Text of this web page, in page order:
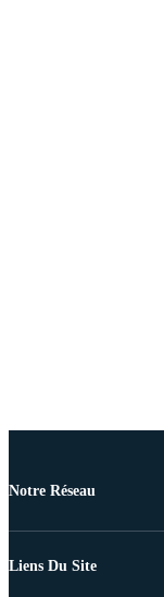
Notre Réseau
Liens Du Site